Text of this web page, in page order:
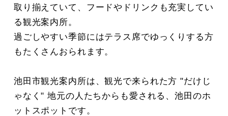
取り揃えていて、フードやドリンクも充実してい
る観光案内所。
過ごしやすい季節にはテラス席でゆっくりする方
もたくさんおられます。
池田市観光案内所は、観光で来られた方 "だけじ
ゃなく" 地元の人たちからも愛される、池田のホ
ットスポットです。